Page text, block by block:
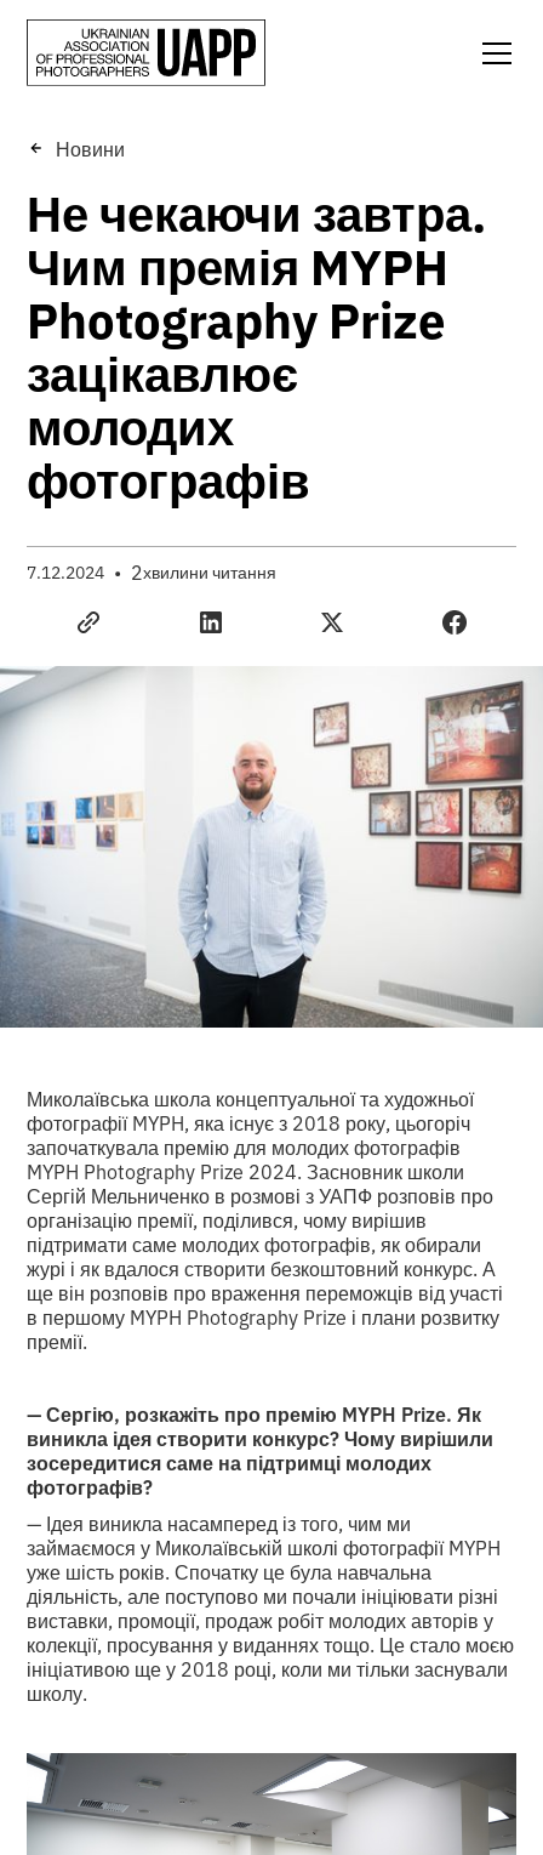
Новини
Не чекаючи завтра.
Чим премія MYPH
Photography Prize
зацікавлює
молодих
фотографів
7.12.2024 • 2хвилини читання
Миколаївська школа концептуальної та художньої
фотографії MYPH, яка існує з 2018 року, цьогоріч
започаткувала премію для молодих фотографів
MYPH Photography Prize 2024. Засновник школи
Сергій Мельниченко в розмові з УАПФ розповів про
організацію премії, поділився, чому вирішив
підтримати саме молодих фотографів, як обирали
журі і як вдалося створити безкоштовний конкурс. А
ще він розповів про враження переможців від участі
в першому MYPH Photography Prize і плани розвитку
премії.
— Сергію, розкажіть про премію MYPH Prize. Як
виникла ідея створити конкурс? Чому вирішили
зосередитися саме на підтримці молодих
фотографів?
— Ідея виникла насамперед із того, чим ми
займаємося у Миколаївській школі фотографії MYPH
уже шість років. Спочатку це була навчальна
діяльність, але поступово ми почали ініціювати різні
виставки, промоції, продаж робіт молодих авторів у
колекції, просування у виданнях тощо. Це стало моєю
ініціативою ще у 2018 році, коли ми тільки заснували
школу.